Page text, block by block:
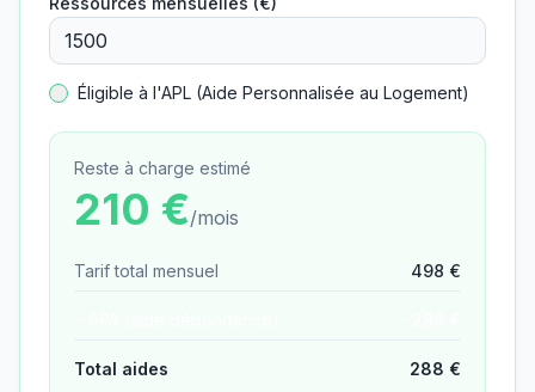
Éligible à l'APL (Aide Personnalisée au Logement)
Reste à charge estimé
210 €/mois
Tarif total mensuel 498 €
Total aides 288 €